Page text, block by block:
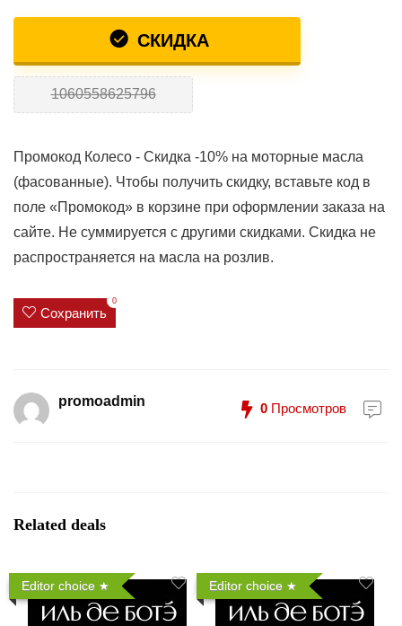
СКИДКА
1060558625796
Промокод Колесо - Скидка -10% на моторные масла
(фасованные). Чтобы получить скидку, вставьте код в
поле «Промокод» в корзине при оформлении заказа на
сайте. Не суммируется с другими скидками. Скидка не
распространяется на масла на розлив.
Сохранить
0
promoadmin 0 Просмотров
Related deals
Editor choice Editor choice